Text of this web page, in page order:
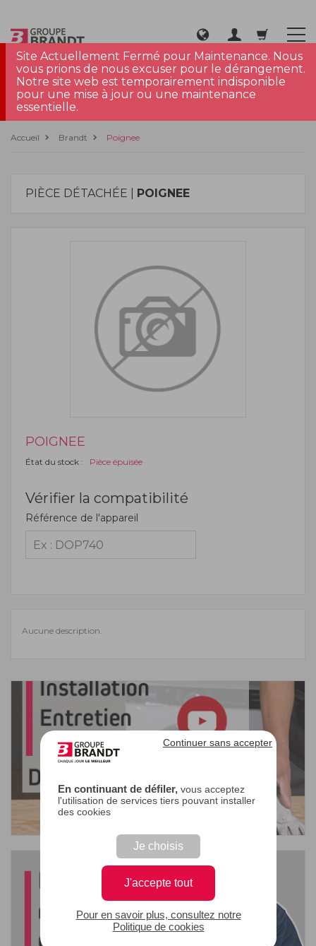
En continuant de défiler,vous acceptez
l'utilisation de services tiers pouvant installer
des cookies
Je choisis
J'accepte tout
Continuer sans accepter
Pour en savoir plus, consultez notre
Politique de cookies
Site Actuellement Fermé pour Maintenance. Nous
vous prions de nous excuser pour le dérangement.
Notre site web est temporairement indisponible
pour une mise à jour ou une maintenance
essentielle.
Accueil Brandt Poignee
PIÈCE DÉTACHÉE | POIGNEE
POIGNEE
État du stock : Pièce épuisée
Vérifier la compatibilité
Référence de l'appareil
Aucune description.